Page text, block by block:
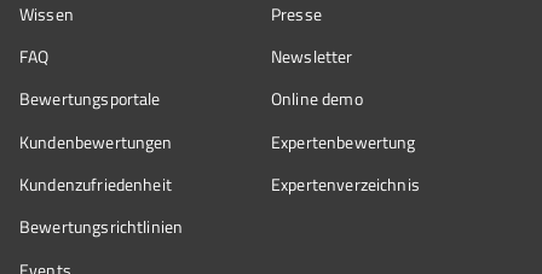
Wissen
FAQ
Bewertungsportale
Kundenbewertungen
Kundenzufriedenheit
Bewertungs­richtlinien
Presse
Newsletter
Online demo
Expertenbewertung
Expertenverzeichnis